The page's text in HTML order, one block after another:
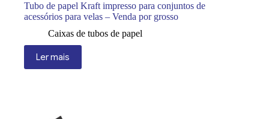
Tubo de papel Kraft impresso para conjuntos de
acessórios para velas – Venda por grosso
Caixas de tubos de papel
Ler mais